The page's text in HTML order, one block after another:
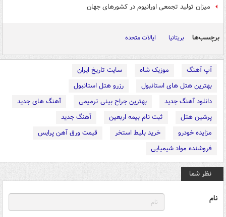
میزان تولید تجمعی اورانیوم در کشورهای جهان
برچسب‌ها بریتانیا ایالات متحده
آپ آهنگ موزیک شاه
سایت تاریخ ایران
بهترین هتل های استانبول
رزرو هتل استانبول
دانلود آهنگ جدید
بهترین جراح بینی ترمیمی
آهنگ های جدید
پرشین هتل
ثبت نام بیمه اربعین
آهنگ جدید
مزایده خودرو
خرید بلیط استخر
قیمت ورق آهن پرایس
فروشنده مواد شیمیایی
نظر شما
نام